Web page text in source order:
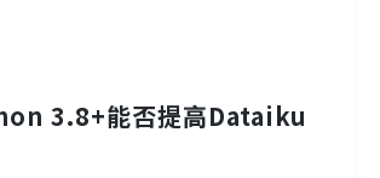
3.8+能否提高Dataiku